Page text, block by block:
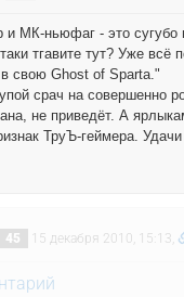
и МК-ньюфаг - это сугубо
тгавите тут? Уже всё
свою Ghost of Sparta."
срач на совершенно
не приведёт. А
ТруЪ-геймера.
45 15 декабря 2010, 15:13,